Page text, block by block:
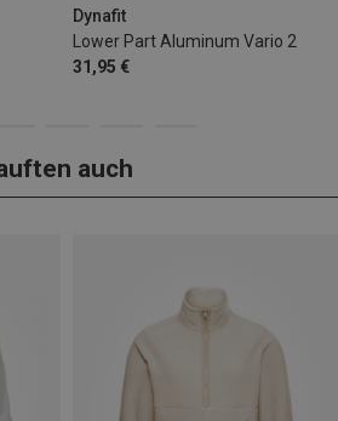
Dynafit
Lower Part Aluminum Vario 2
31,95 €
auch